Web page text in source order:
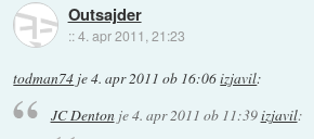
Outsajder
::4. apr 2011, 21:23
todman74 je4. apr 2011 ob 16:06izjavil:
JC Dentonje4. apr 2011 ob 11:39izjavil: